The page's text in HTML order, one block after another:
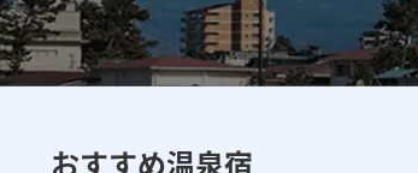
おすすめ温泉宿